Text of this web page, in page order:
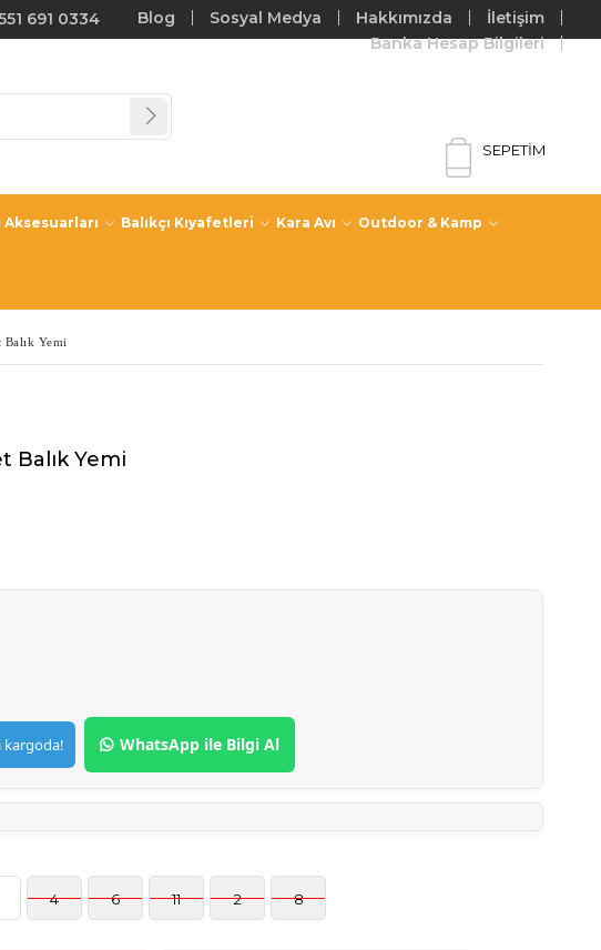
691 0334 İletişim
Hakkımızda
Sosyal Medya
Blog
Banka Hesap Bilgileri
SEPETIM
Aksesuarları Balıkçı Kıyafetleri Kara Avı Outdoor & Kamp
Yemi
Balık Yemi
kargoda! WhatsApp ile Bilgi Al
4 6 11 2 8